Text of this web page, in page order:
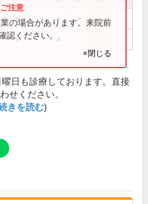
● ●
●
の場合があります。来院前
認ください。
×閉じる
日も診療しております。直接
せください。
きを読む)